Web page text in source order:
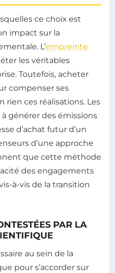
ce choix est
impact sur la
L’empreinte
les véritables
Toutefois, acheter
compenser ses
rien ces réalisations. Les
générer des émissions
d’achat futur d’un
d’une approche
que cette méthode
des engagements
à-vis de la transition
PAR LA
au sein de la
pour s’accorder sur